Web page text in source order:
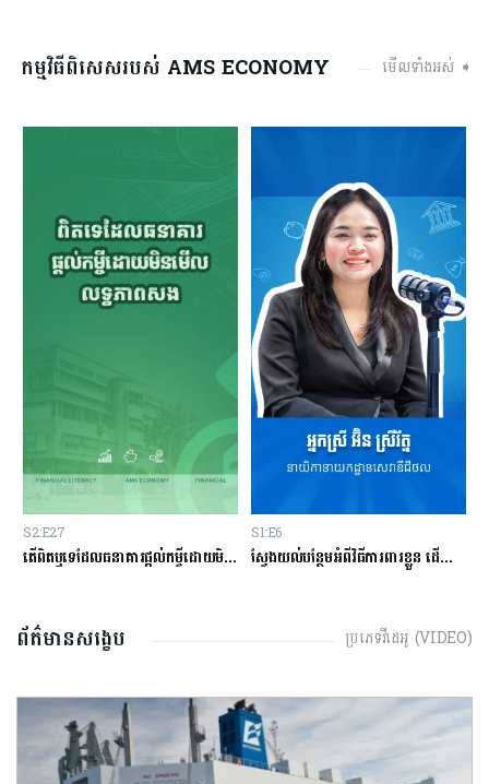
កម្មវិធីពិសេសរបស់ AMS ECONOMY មើលទាំងអស់ ➧
S2:E27
តើពិតឬទេដែលធនាគារផ្ដល់កម្ចីដោយមិនសិក្សាលើលទ្ធភាពសងត្រឡប់?
S1:E6
ស្វែងយល់បន្ថែមអំពីវិធីការពារខ្លួន ដើម្បីជៀសវាងពីការឆបោកតាមបច្ចេកវិទ្យាហិរញ្ញវត្ថុ!
ព័ត៌មានសង្ខេប ប្រភេទវីដេអូ (VIDEO)